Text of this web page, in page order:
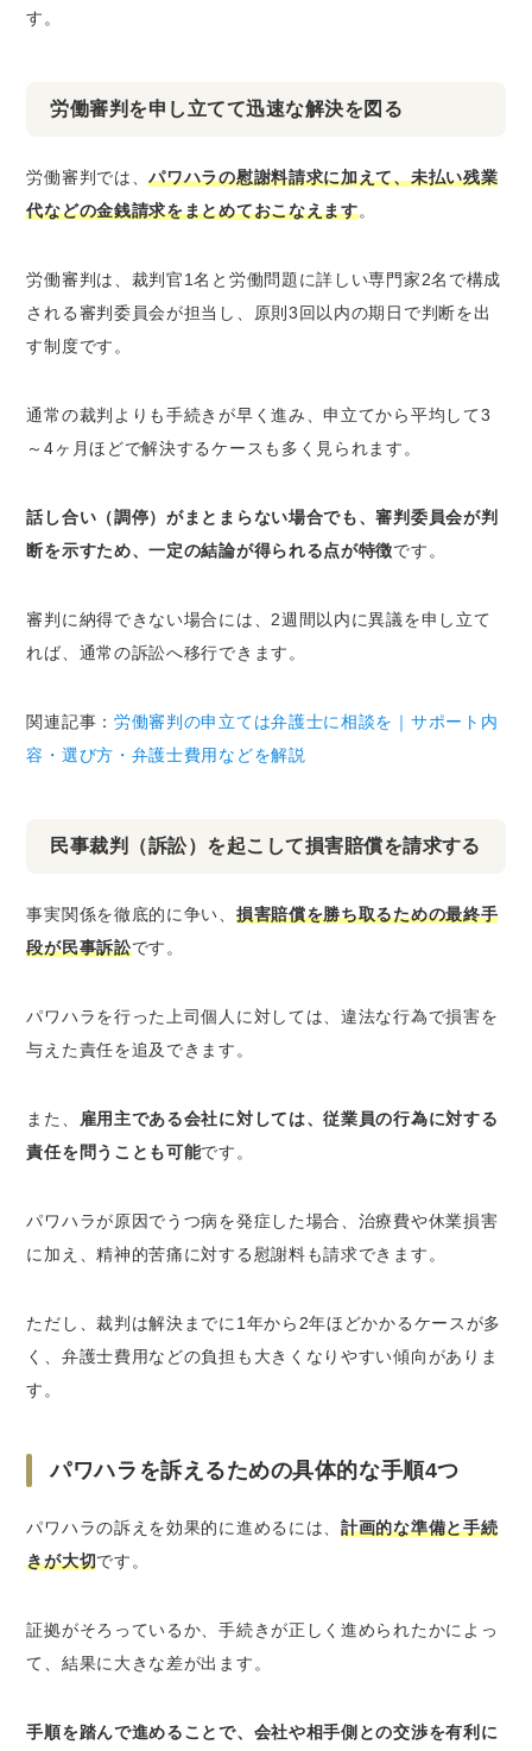
す。
労働審判を申し立てて迅速な解決を図る
労働審判では、パワハラの慰謝料請求に加えて、未払い残業
代などの金銭請求をまとめておこなえます。
労働審判は、裁判官1名と労働問題に詳しい専門家2名で構成
される審判委員会が担当し、原則3回以内の期日で判断を出
す制度です。
通常の裁判よりも手続きが早く進み、申立てから平均して3
～4ヶ月ほどで解決するケースも多く見られます。
話し合い（調停）がまとまらない場合でも、審判委員会が判
断を示すため、一定の結論が得られる点が特徴です。
審判に納得できない場合には、2週間以内に異議を申し立て
れば、通常の訴訟へ移行できます。
関連記事： 労働審判の申立ては弁護士に相談を｜サポート内
容・選び方・弁護士費用などを解説
民事裁判（訴訟）を起こして損害賠償を請求する
事実関係を徹底的に争い、 損害賠償を勝ち取るための最終手
段が民事訴訟です。
パワハラを行った上司個人に対しては、違法な行為で損害を
与えた責任を追及できます。
また、
雇用主である会社に対しては、従業員の行為に対する
責任を問うことも可能です。
パワハラが原因でうつ病を発症した場合、治療費や休業損害
に加え、精神的苦痛に対する慰謝料も請求できます。
ただし、裁判は解決までに1年から2年ほどかかるケースが多
く、弁護士費用などの負担も大きくなりやすい傾向がありま
す。
パワハラを訴えるための具体的な手順4つ
パワハラの訴えを効果的に進めるには、計画的な準備と手続
きが大切です。
証拠がそろっているか、手続きが正しく進められたかによっ
て、結果に大きな差が出ます。
手順を踏んで進めることで、会社や相手側との交渉を有利に